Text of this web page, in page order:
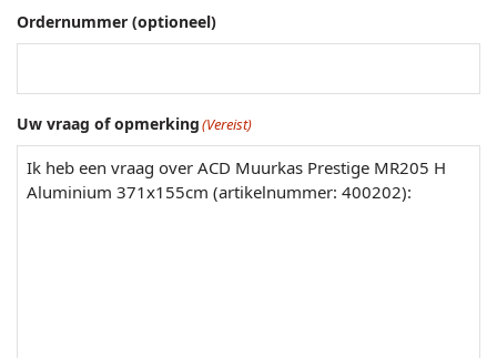
Ordernummer (optioneel)
Uw vraag of opmerking(Vereist)